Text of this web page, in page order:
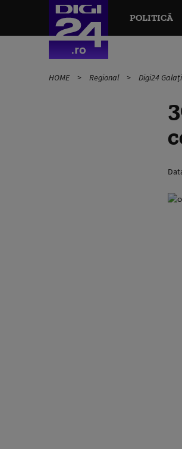
POLITICĂ
HOME Regional Digi24 Galați